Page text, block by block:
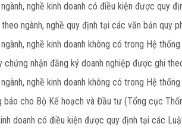
nghề kinh doanh có điều kiện được quy
ngành, nghề quy định tại các văn bản quy
nghề kinh doanh không có trong Hệ
chứng nhận đăng ký doanh nghiệp được ghi
nghề kinh doanh không có trong Hệ
báo cho Bộ Kế hoạch và Đầu tư (Tổng cục
doanh có điều kiện được quy định tại các